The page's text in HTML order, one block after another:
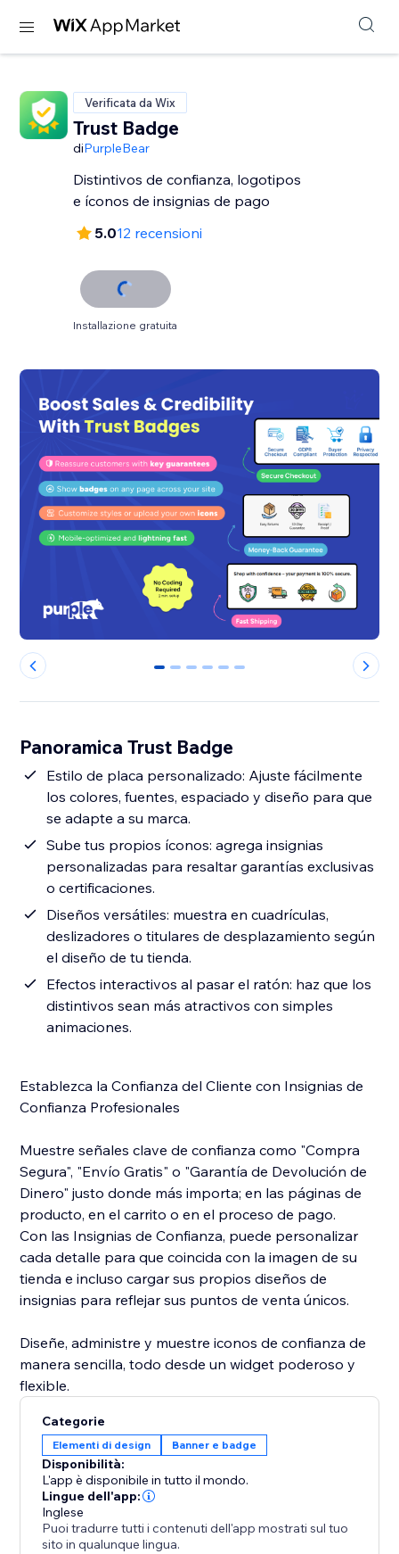
Verificata da Wix
Trust Badge
diPurpleBear
Distintivos de confianza, logotipos
e íconos de insignias de pago
5.012 recensioni
Installazione gratuita
0 1 2 3 4 5
Panoramica Trust Badge
Estilo de placa personalizado: Ajuste fácilmente
los colores, fuentes, espaciado y diseño para que
se adapte a su marca.
Sube tus propios íconos: agrega insignias
personalizadas para resaltar garantías exclusivas
o certificaciones.
Diseños versátiles: muestra en cuadrículas,
deslizadores o titulares de desplazamiento según
el diseño de tu tienda.
Efectos interactivos al pasar el ratón: haz que los
distintivos sean más atractivos con simples
animaciones.
Establezca la Confianza del Cliente con Insignias de
Confianza Profesionales
Muestre señales clave de confianza como "Compra
Segura", "Envío Gratis" o "Garantía de Devolución de
Dinero" justo donde más importa; en las páginas de
producto, en el carrito o en el proceso de pago.
Con las Insignias de Confianza, puede personalizar
cada detalle para que coincida con la imagen de su
tienda e incluso cargar sus propios diseños de
insignias para reflejar sus puntos de venta únicos.
Diseñe, administre y muestre iconos de confianza de
manera sencilla, todo desde un widget poderoso y
flexible.
Categorie
Elementi di design Banner e badge
Disponibilità:
L'app è disponibile in tutto il mondo.
Lingue dell'app:
Inglese
Puoi tradurre tutti i contenuti dell'app mostrati sul tuo
sito in qualunque lingua.